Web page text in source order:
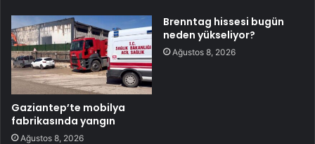
Gaziantep’te mobilya
fabrikasında yangın
Ağustos 8, 2026
Brenntag hissesi bugün
neden yükseliyor?
Ağustos 8, 2026